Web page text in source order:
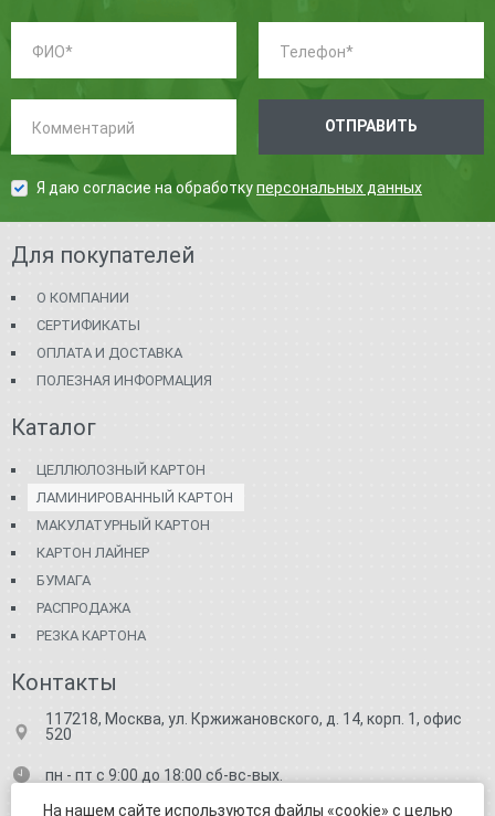
ОТПРАВИТЬ
Я даю согласие на обработкуперсональных данных
Для покупателей
О КОМПАНИИ
СЕРТИФИКАТЫ
ОПЛАТА И ДОСТАВКА
ПОЛЕЗНАЯ ИНФОРМАЦИЯ
Каталог
ЦЕЛЛЮЛОЗНЫЙ КАРТОН
ЛАМИНИРОВАННЫЙ КАРТОН
МАКУЛАТУРНЫЙ КАРТОН
КАРТОН ЛАЙНЕР
БУМАГА
РАСПРОДАЖА
РЕЗКА КАРТОНА
Контакты
117218, Москва, ул. Кржижановского, д. 14, корп. 1, офис
520
пн - пт с 9:00 до 18:00 сб-вс-вых.
+7 (499) 682-71-91
На нашем сайте используются файлы «cookie» с целью